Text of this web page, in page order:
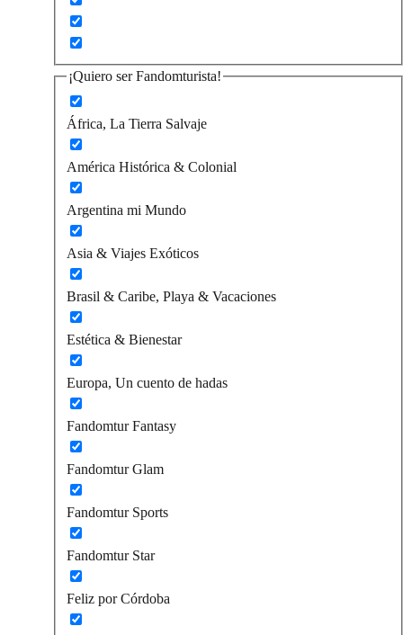
¡Quiero ser Fandomturista!
África, La Tierra Salvaje
América Histórica & Colonial
Argentina mi Mundo
Asia & Viajes Exóticos
Brasil & Caribe, Playa & Vacaciones
Estética & Bienestar
Europa, Un cuento de hadas
Fandomtur Fantasy
Fandomtur Glam
Fandomtur Sports
Fandomtur Star
Feliz por Córdoba